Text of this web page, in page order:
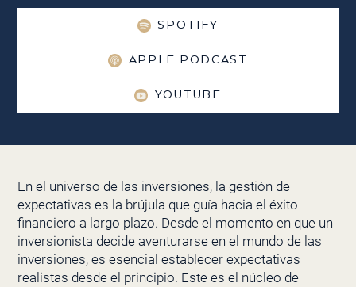
SPOTIFY
APPLE PODCAST
YOUTUBE
En el universo de las inversiones, la gestión de
expectativas es la brújula que guía hacia el éxito
financiero a largo plazo. Desde el momento en que un
inversionista decide aventurarse en el mundo de las
inversiones, es esencial establecer expectativas
realistas desde el principio. Este es el núcleo de